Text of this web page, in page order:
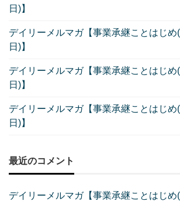
日)】
デイリーメルマガ【事業承継ことはじめ
日)】
デイリーメルマガ【事業承継ことはじめ
日)】
デイリーメルマガ【事業承継ことはじめ
日)】
最近のコメント
デイリーメルマガ【事業承継ことはじめ